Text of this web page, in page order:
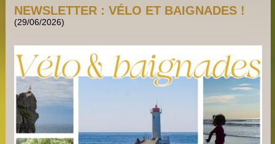
NEWSLETTER : VÉLO ET BAIGNADES !
(29/06/2026)